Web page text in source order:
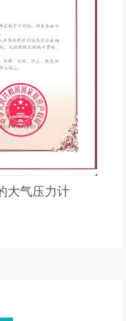
大气压力计